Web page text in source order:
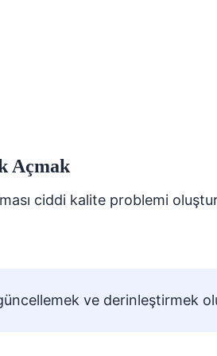
Açmak
ciddi kalite problemi
ve derinleştirmek